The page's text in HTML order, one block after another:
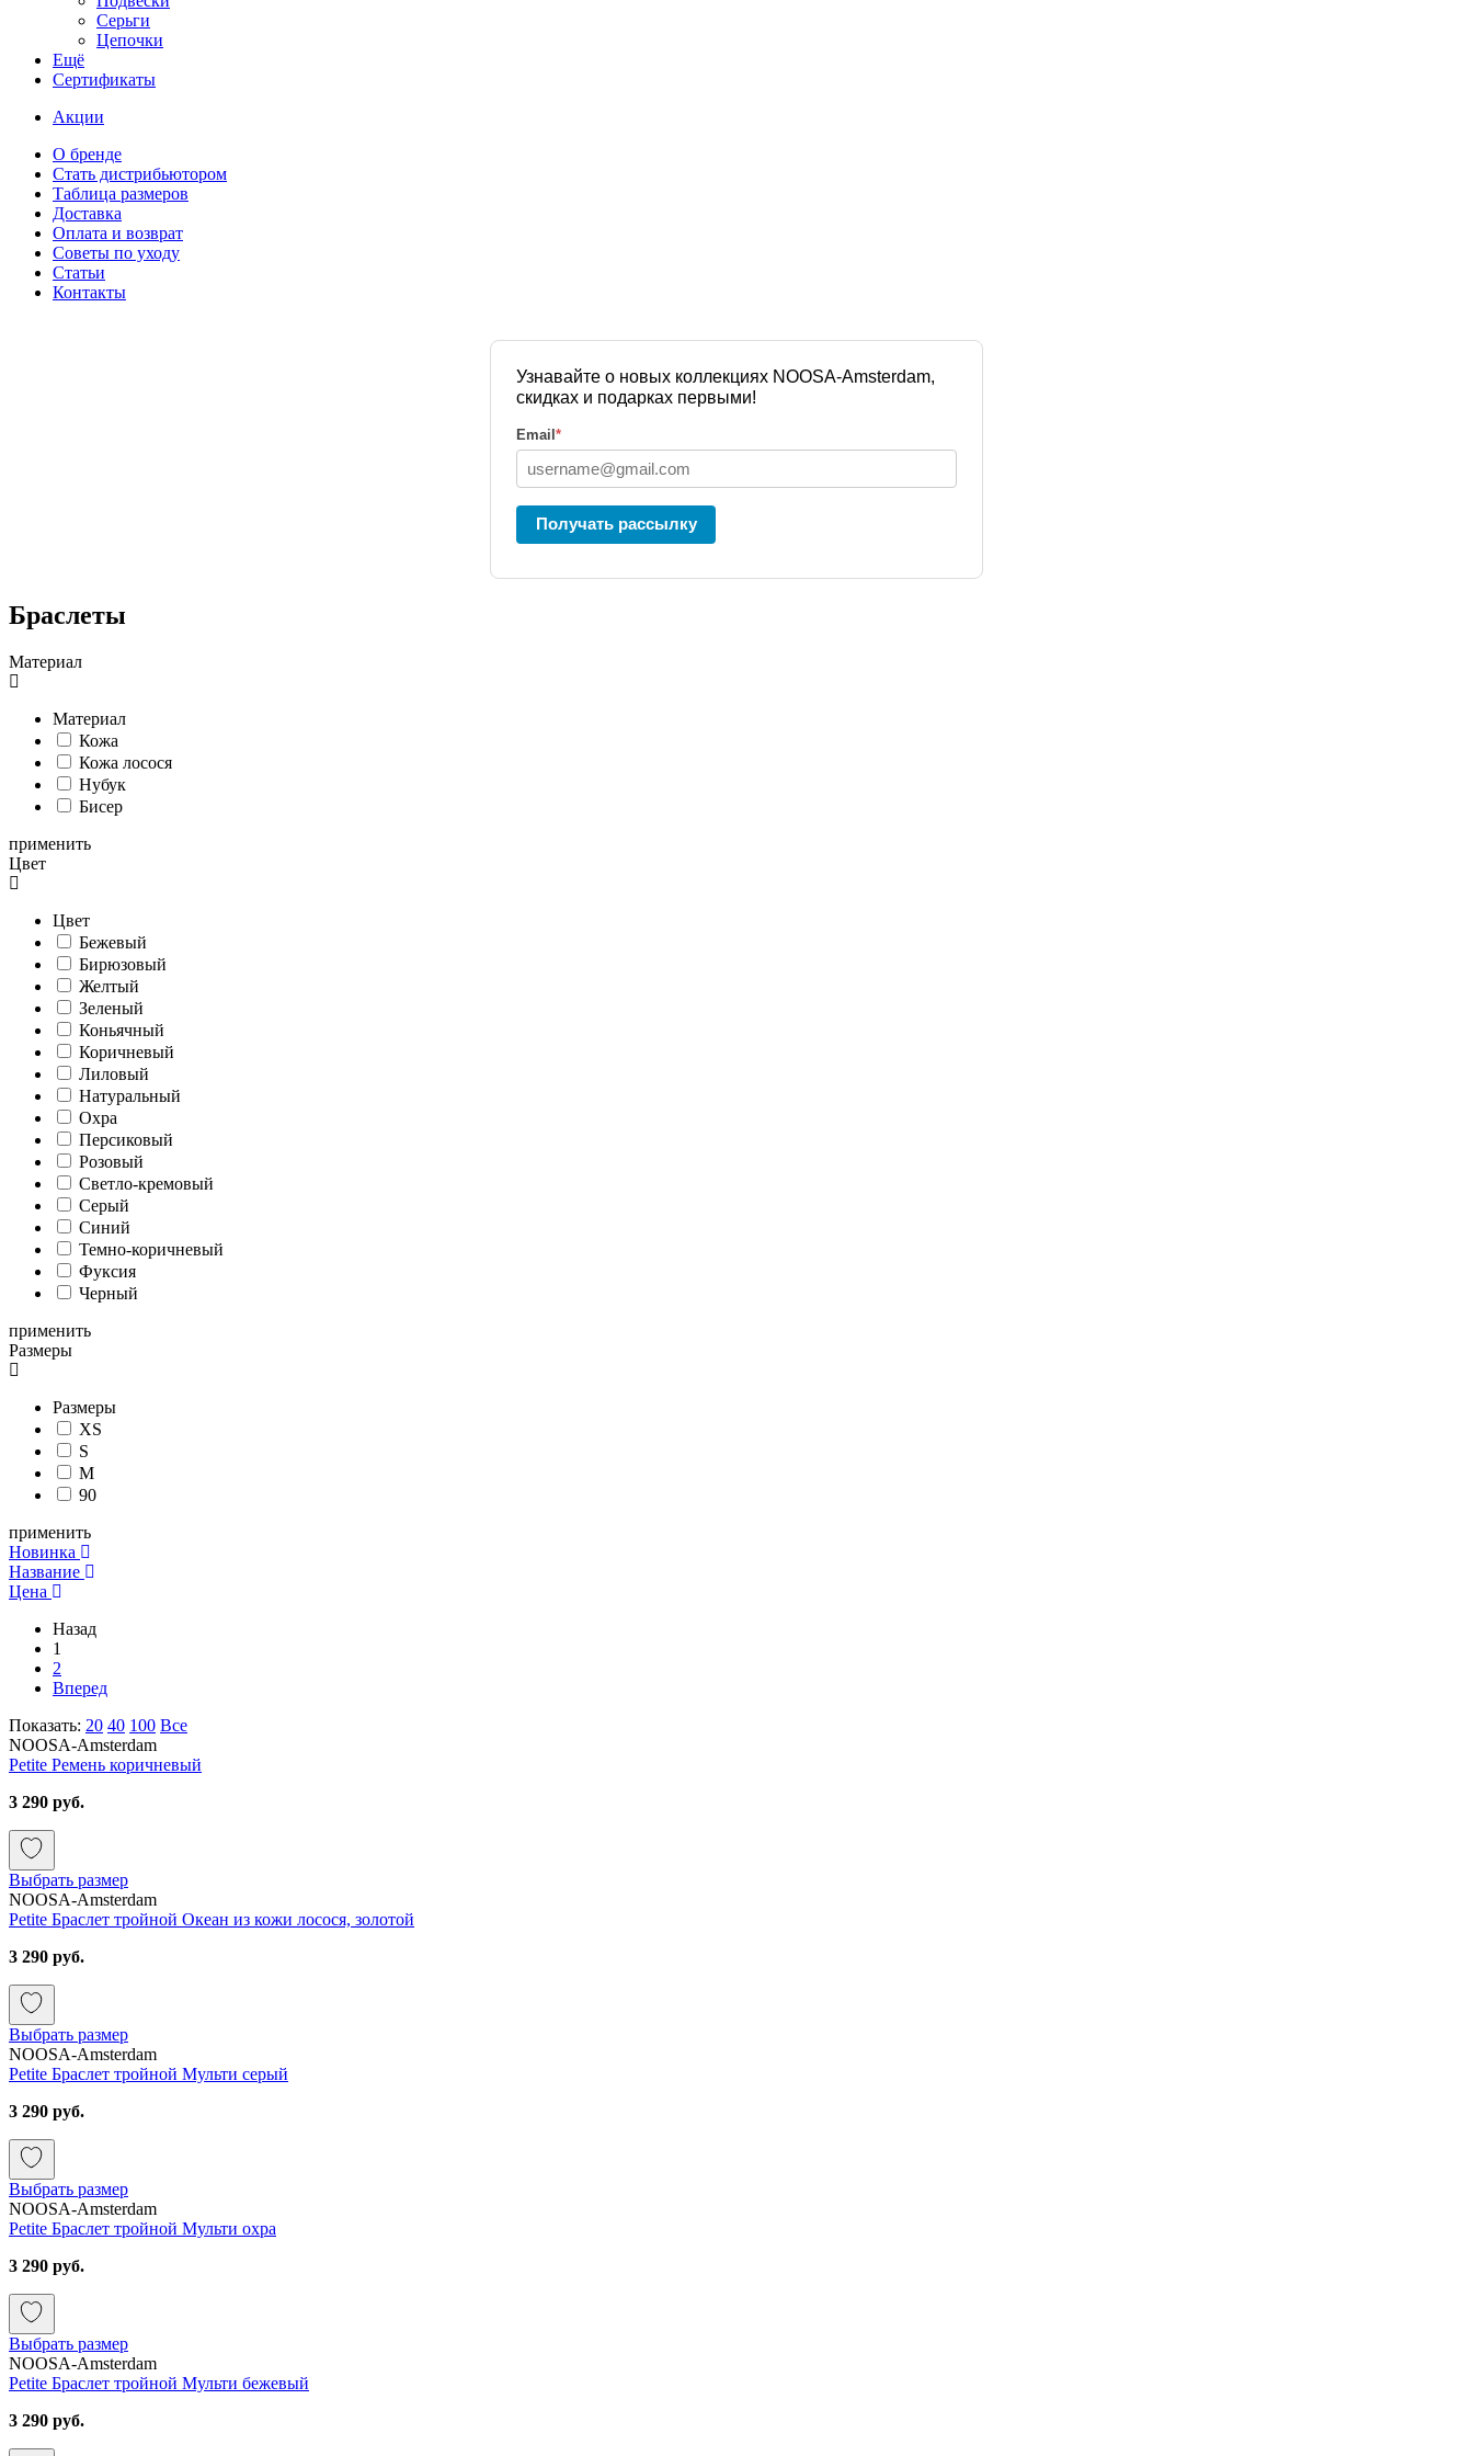
Серьги
Цепочки
Ещё
Сертификаты
Акции
О бренде
Стать дистрибьютором
Таблица размеров
Доставка
Оплата и возврат
Советы по уходу
Статьи
Контакты
Узнавайте о новых коллекциях NOOSA-Amsterdam,
скидках и подарках первыми!
Email *
Получать рассылку
Браслеты
Материал
Материал
Кожа
Кожа лосося
Нубук
Бисер
применить
Цвет
Цвет
Бежевый
Бирюзовый
Желтый
Зеленый
Коньячный
Коричневый
Лиловый
Натуральный
Охра
Персиковый
Розовый
Светло-кремовый
Серый
Синий
Темно-коричневый
Фуксия
Черный
применить
Размеры
Размеры
XS
S
M
90
применить
Новинка
Название
Цена
Назад
1
2
Вперед
Показать: 20 40 100 Все
NOOSA-Amsterdam
Petite Ремень коричневый
3 290 руб.
Выбрать размер
NOOSA-Amsterdam
Petite Браслет тройной Океан из кожи лосося, золотой
3 290 руб.
Выбрать размер
NOOSA-Amsterdam
Petite Браслет тройной Мульти серый
3 290 руб.
Выбрать размер
NOOSA-Amsterdam
Petite Браслет тройной Мульти охра
3 290 руб.
Выбрать размер
NOOSA-Amsterdam
Petite Браслет тройной Мульти бежевый
3 290 руб.